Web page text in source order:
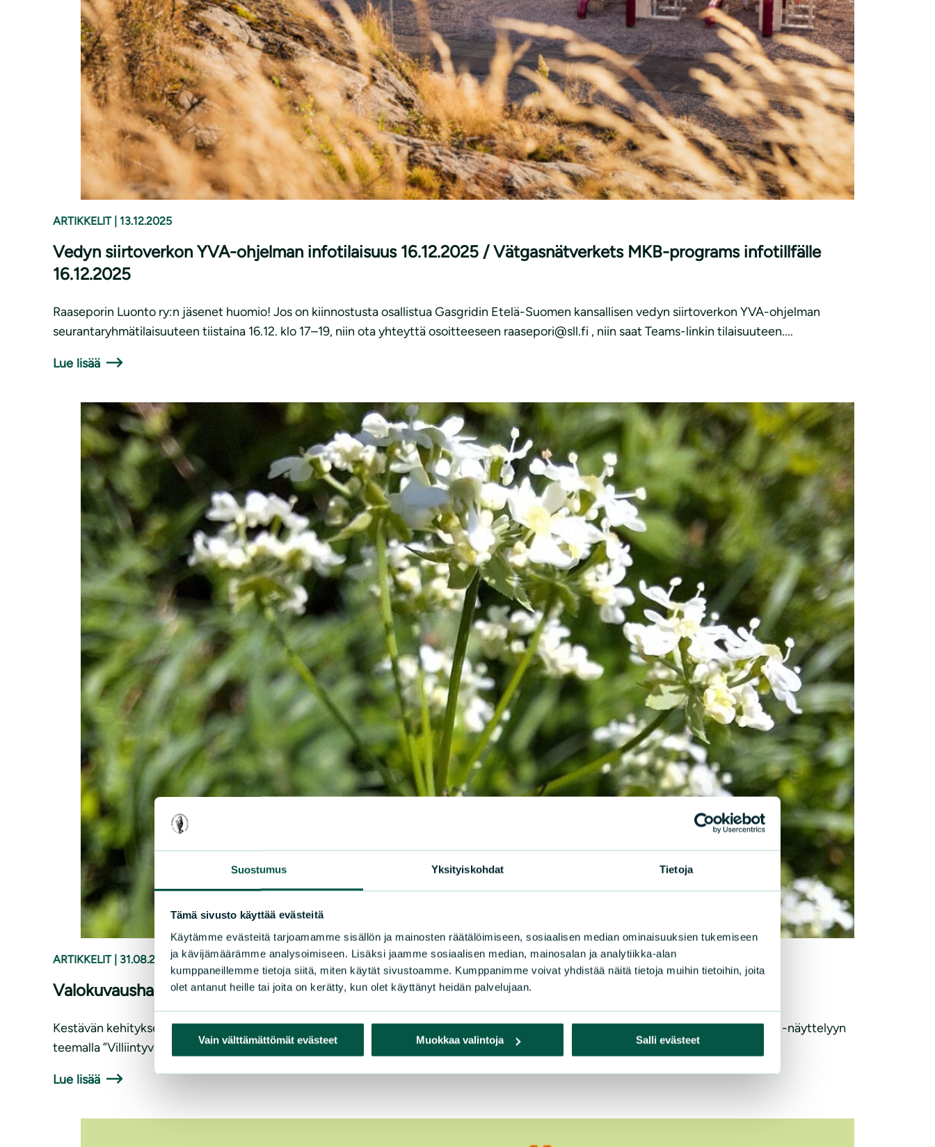
Suostumus Yksityiskohdat Tietoja
Tämä sivusto käyttää evästeitä
Käytämme evästeitä tarjoamamme sisällön ja mainosten räätälöimiseen, sosiaalisen median ominaisuuksien tukemiseen
ja kävijämäärämme analysoimiseen. Lisäksi jaamme sosiaalisen median, mainosalan ja analytiikka-alan
kumppaneillemme tietoja siitä, miten käytät sivustoamme. Kumppanimme voivat yhdistää näitä tietoja muihin tietoihin, joita
olet antanut heille tai joita on kerätty, kun olet käyttänyt heidän palvelujaan.
Vain välttämättömät evästeet Muokkaa valintoja Salli evästeet
ARTIKKELIT 13.12.2025
Vedyn siirtoverkon YVA-ohjelman infotilaisuus 16.12.2025 / Vätgasnätverkets MKB-programs infotillfälle
16.12.2025
Raaseporin Luonto ry:n jäsenet huomio! Jos on kiinnostusta osallistua Gasgridin Etelä-Suomen kansallisen vedyn siirtoverkon YVA-ohjelman
seurantaryhmätilaisuuteen tiistaina 16.12. klo 17–19, niin ota yhteyttä osoitteeseen raasepori@sll.fi , niin saat Teams-linkin tilaisuuteen....
Lue lisää
ARTIKKELIT 31.08.2025
Valokuvaushaaste / Fotoutmaning
Kestävän kehityksen viikon 22.–28.9. yhteydessä Raaseporin Luonto ry kutsuu kaikkia raaseporilaisia mukaan valokuvahaasteeseen ja -näyttelyyn
teemalla ”Villiintyvä luonto”, jossa halutaan nostaa esille, miten kaunis luonto voi olla, kun sen annetaan...
Lue lisää